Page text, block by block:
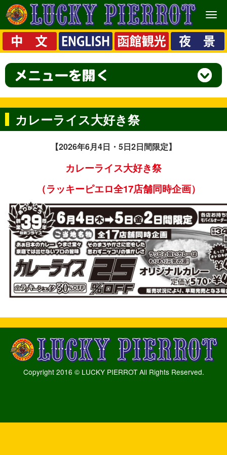
メ
ニ
ュ
ー
カレーライス大好き祭
【2026年6月4日・5日2日間限定】
カレーライス大好き祭
（ラッキーピエロ全17店舗同時企画）
Copyright 2016 © LUCKY PIERROT All Rights Reserved.